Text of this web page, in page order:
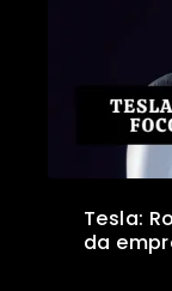
Tesla:
da